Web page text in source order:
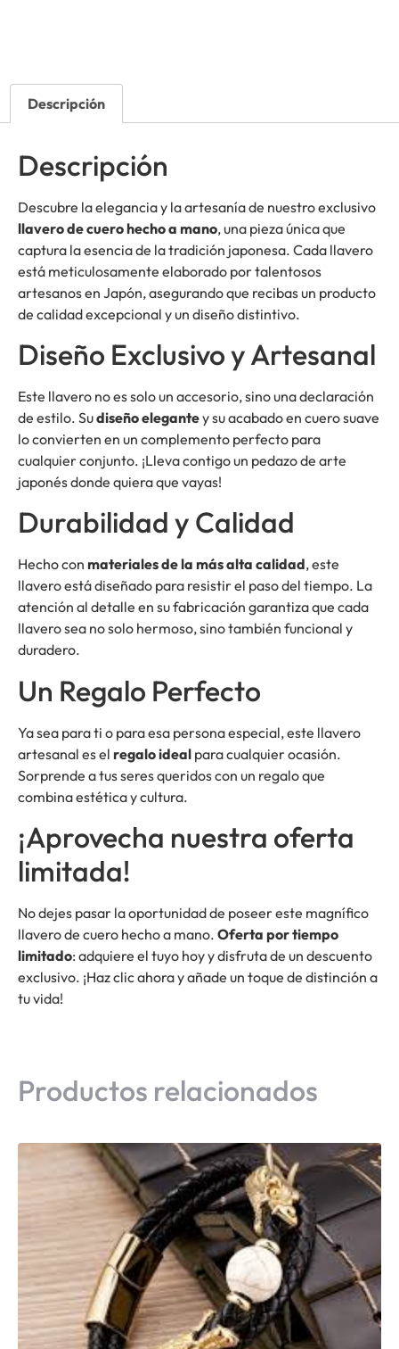
Descripción
Descripción
Descubre la elegancia y la artesanía de nuestro exclusivo
llavero de cuero hecho a mano, una pieza única que
captura la esencia de la tradición japonesa. Cada llavero
está meticulosamente elaborado por talentosos
artesanos en Japón, asegurando que recibas un producto
de calidad excepcional y un diseño distintivo.
Diseño Exclusivo y Artesanal
Este llavero no es solo un accesorio, sino una declaración
de estilo. Sudiseño elegantey su acabado en cuero suave
lo convierten en un complemento perfecto para
cualquier conjunto. ¡Lleva contigo un pedazo de arte
japonés donde quiera que vayas!
Durabilidad y Calidad
Hecho con materiales de la más alta calidad, este
llavero está diseñado para resistir el paso del tiempo. La
atención al detalle en su fabricación garantiza que cada
llavero sea no solo hermoso, sino también funcional y
duradero.
Un Regalo Perfecto
Ya sea para ti o para esa persona especial, este llavero
artesanal es el regalo ideal para cualquier ocasión.
Sorprende a tus seres queridos con un regalo que
combina estética y cultura.
¡Aprovecha nuestra oferta
limitada!
No dejes pasar la oportunidad de poseer este magnífico
llavero de cuero hecho a mano. Oferta por tiempo
limitado: adquiere el tuyo hoy y disfruta de un descuento
exclusivo. ¡Haz clic ahora y añade un toque de distinción a
tu vida!
Productos relacionados